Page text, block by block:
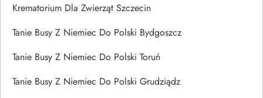
Krematorium Dla Zwierząt Szczecin
Tanie Busy Z Niemiec Do Polski Bydgoszcz
Tanie Busy Z Niemiec Do Polski Toruń
Tanie Busy Z Niemiec Do Polski Grudziądz